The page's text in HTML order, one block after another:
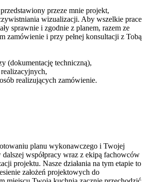
przeze mnie projekt,
wizualizacji. Aby wszelkie prace
sprawnie i zgodnie z planem, razem ze
zamówienie i przy pełnej konsultacji z Tobą
(dokumentację techniczną),
realizujących zamówienie.
planu wykonawczego i Twojej
współpracy wraz z ekipą fachowców
projektu. Nasze działania na tym etapie to
założeń projektowych do